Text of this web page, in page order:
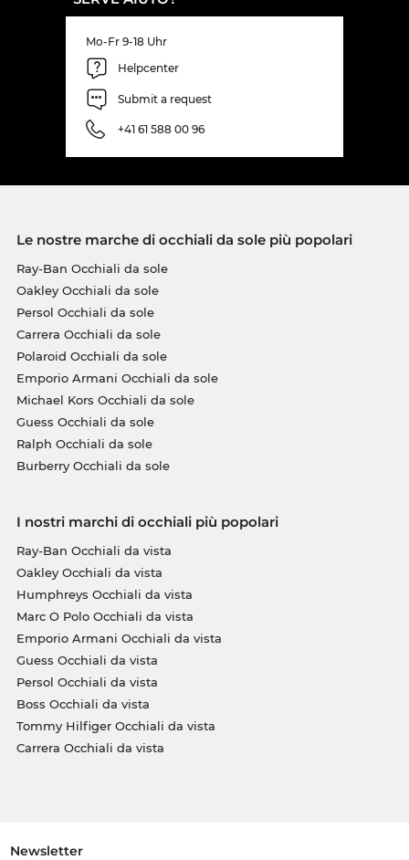
Mo-Fr 9-18 Uhr
Helpcenter
Submit a request
+41 61 588 00 96
Le nostre marche di occhiali da sole più popolari
Ray-Ban Occhiali da sole
Oakley Occhiali da sole
Persol Occhiali da sole
Carrera Occhiali da sole
Polaroid Occhiali da sole
Emporio Armani Occhiali da sole
Michael Kors Occhiali da sole
Guess Occhiali da sole
Ralph Occhiali da sole
Burberry Occhiali da sole
I nostri marchi di occhiali più popolari
Ray-Ban Occhiali da vista
Oakley Occhiali da vista
Humphreys Occhiali da vista
Marc O Polo Occhiali da vista
Emporio Armani Occhiali da vista
Guess Occhiali da vista
Persol Occhiali da vista
Boss Occhiali da vista
Tommy Hilfiger Occhiali da vista
Carrera Occhiali da vista
Newsletter